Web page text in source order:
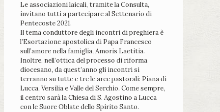
Le associazioni laicali, tramite la Consulta,
invitano tutti a partecipare al Settenario di
Pentecoste 2021.
Il tema conduttore degli incontri di preghiera è
l’Esortazione apostolica di Papa Francesco
sull’amore nella famiglia, Amoris Laetitia.
Inoltre, nell’ottica del processo di riforma
diocesano, da quest’anno gli incontri si
terranno su tutte e tre le aree pastorali: Piana di
Lucca, Versilia e Valle del Serchio. Come sempre,
il centro sarà la Chiesa di S. Agostino a Lucca
con le Suore Oblate dello Spirito Santo.